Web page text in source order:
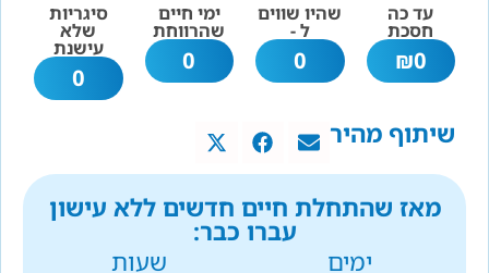
עד כה
חסכת
0
₪
שהיו שווים
ל -
0
ימי חיים
שהרווחת
0
סיגריות
שלא
עישנת
0
שיתוף מהיר
מאז שהתחלת חיים חדשים ללא עישון
עברו כבר:
ימים
שעות